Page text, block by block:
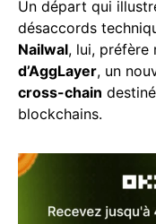
Un départ qui
désaccords
Nailwal, lui, préfère
d’AggLayer, un
cross-chain
blockchains.